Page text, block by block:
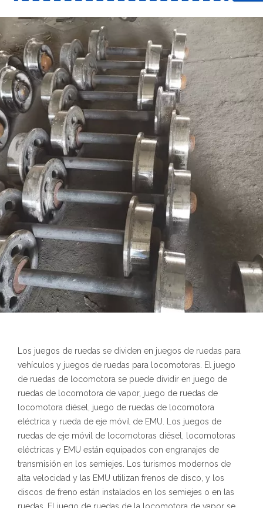
Los juegos de ruedas se dividen en juegos de ruedas para
vehículos y juegos de ruedas para locomotoras. El juego
de ruedas de locomotora se puede dividir en juego de
ruedas de locomotora de vapor, juego de ruedas de
locomotora diésel, juego de ruedas de locomotora
eléctrica y rueda de eje móvil de EMU. Los juegos de
ruedas de eje móvil de locomotoras diésel, locomotoras
eléctricas y EMU están equipados con engranajes de
transmisión en los semiejes. Los turismos modernos de
alta velocidad y las EMU utilizan frenos de disco, y los
discos de freno están instalados en los semiejes o en las